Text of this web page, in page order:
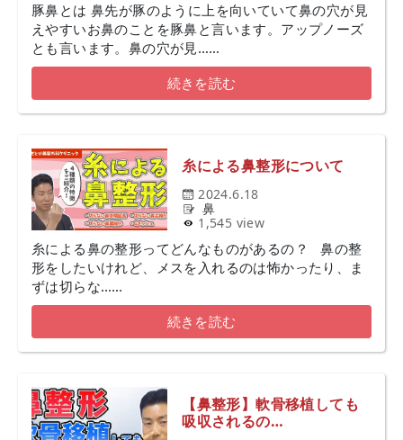
豚鼻とは 鼻先が豚のように上を向いていて鼻の穴が見
えやすいお鼻のことを豚鼻と言います。アップノーズ
とも言います。鼻の穴が見……
続きを読む
糸による鼻整形について
2024.6.18
鼻
1,545 view
糸による鼻の整形ってどんなものがあるの？ 鼻の整
形をしたいけれど、メスを入れるのは怖かったり、ま
ずは切らな……
続きを読む
【鼻整形】軟骨移植しても
吸収されるの…